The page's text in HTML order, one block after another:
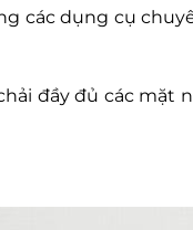
các dụng cụ
đầy đủ các mặt